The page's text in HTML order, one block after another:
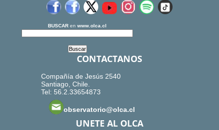
BUSCAR en www.olca.cl
CONTACTANOS
Compañía de Jesús 2540
Santiago, Chile.
Tel: 56.2.33654873
observatorio@olca.cl
UNETE AL OLCA